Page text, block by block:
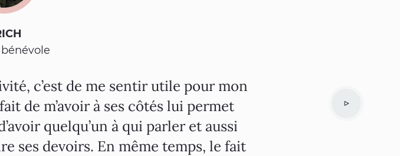
c’est de me sentir utile pour mon
de m’avoir à ses côtés lui permet
quelqu’un à qui parler et aussi
ses devoirs. En même temps, le fait